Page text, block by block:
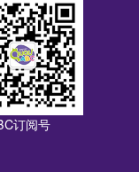
订阅号